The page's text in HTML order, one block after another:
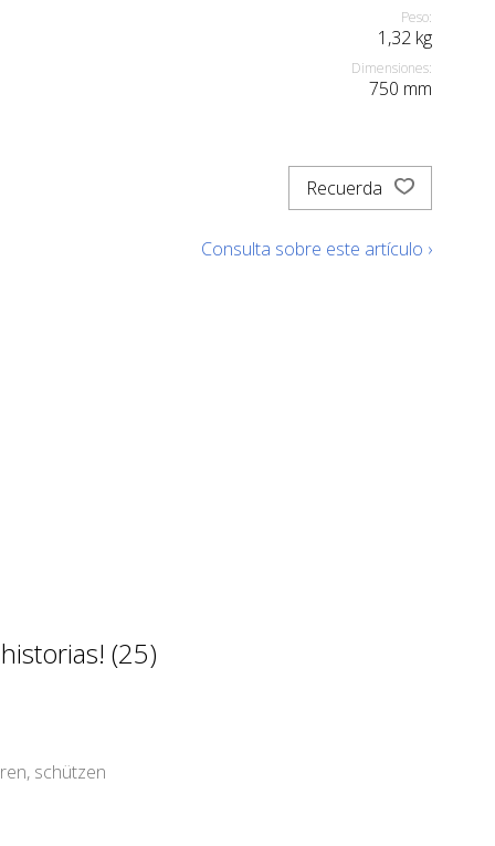
Peso:
1,32 kg
Dimensiones:
750 mm
Recuerda
Consulta sobre este artículo ›
(25)
schützen